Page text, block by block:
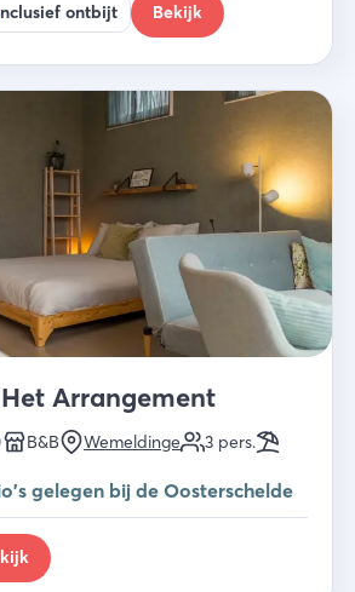
ontbijt Bekijk
Arrangement
B&B Wemeldinge 3 pers.
gelegen bij de Oosterschelde